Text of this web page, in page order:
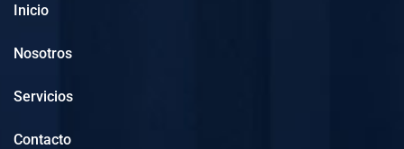
Inicio
Nosotros
Servicios
Contacto